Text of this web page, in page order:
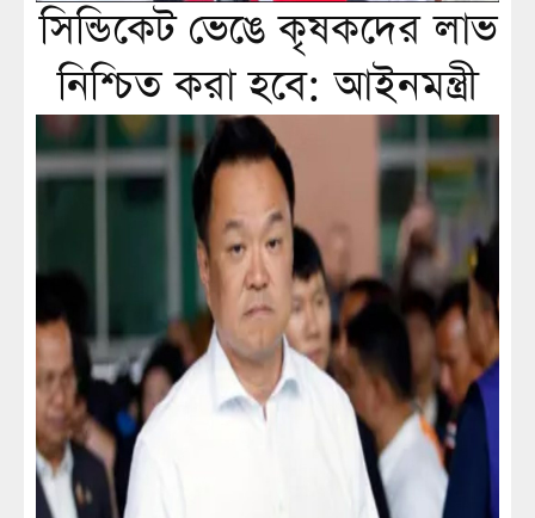
সিন্ডিকেট ভেঙে কৃষকদের লাভ
নিশ্চিত করা হবে: আইনমন্ত্রী